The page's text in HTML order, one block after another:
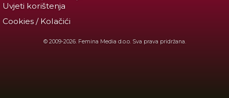
Uvjeti korištenja
Cookies / Kolačići
© 2009-2026. Femina Media d.o.o. Sva prava pridržana.